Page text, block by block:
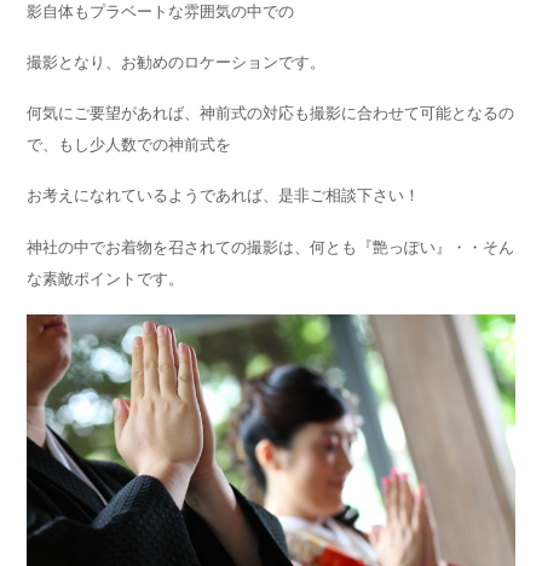
影自体もプラベートな雰囲気の中での
撮影となり、お勧めのロケーションです。
何気にご要望があれば、神前式の対応も撮影に合わせて可能となるの
で、もし少人数での神前式を
お考えになれているようであれば、是非ご相談下さい！
神社の中でお着物を召されての撮影は、何とも『艶っぽい』・・そん
な素敵ポイントです。